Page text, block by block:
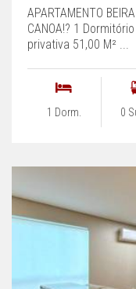
APARTAMENTO
CANOA!? 1
privativa 51,00 M² ...
1 Dorm. 0